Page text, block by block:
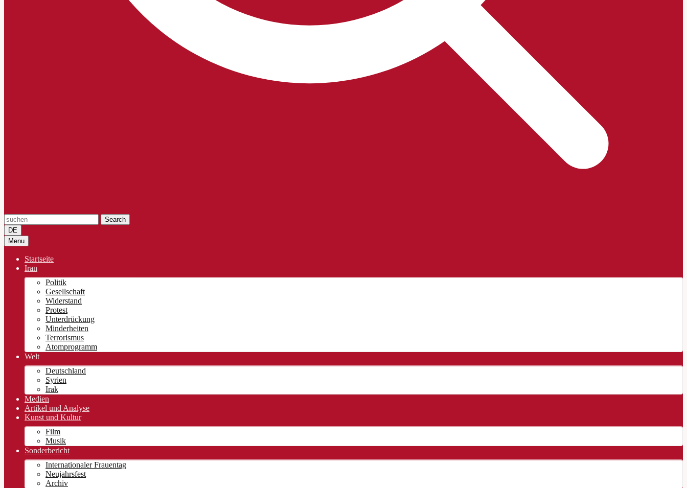
Search
DE
Menu
Startseite
Iran
Politik
Gesellschaft
Widerstand
Protest
Unterdrückung
Minderheiten
Terrorismus
Atomprogramm
Welt
Deutschland
Syrien
Irak
Medien
Artikel und Analyse
Kunst und Kultur
Film
Musik
Sonderbericht
Internationaler Frauentag
Neujahrsfest
Archiv